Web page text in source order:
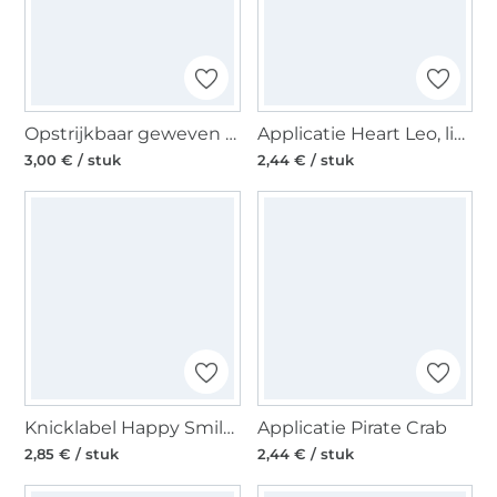
Opstrijkbaar geweven label Happy Iron on, ecru
3,00 € / stuk
Applicatie Heart Leo, lichtfuchsia
2,44 € / stuk
Knicklabel Happy Smiley
2,85 € / stuk
Applicatie Pirate Crab
2,44 € / stuk